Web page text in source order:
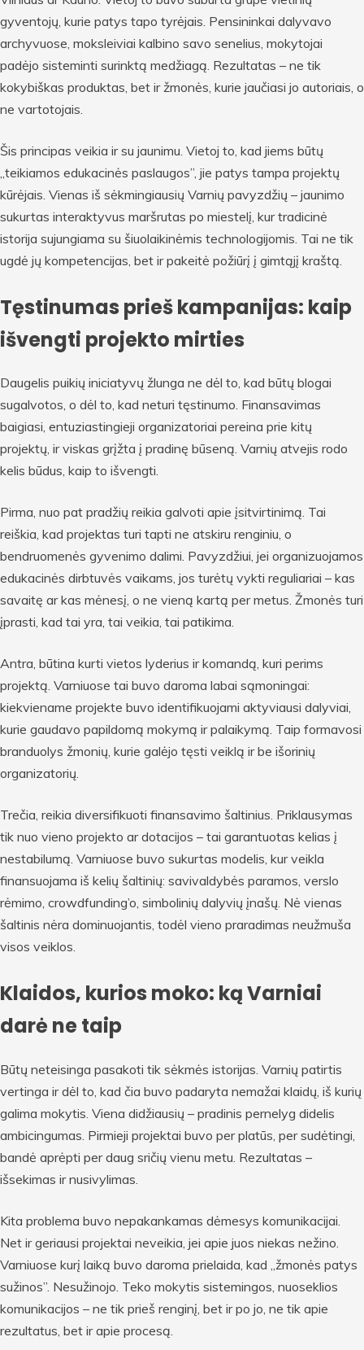
gyventojų, kurie patys tapo tyrėjais. Pensininkai dalyvavo
archyvuose, moksleiviai kalbino savo senelius, mokytojai
padėjo sisteminti surinktą medžiagą. Rezultatas – ne tik
kokybiškas produktas, bet ir žmonės, kurie jaučiasi jo autoriais, o
ne vartotojais.
Šis principas veikia ir su jaunimu. Vietoj to, kad jiems būtų
„teikiamos edukacinės paslaugos”, jie patys tampa projektų
kūrėjais. Vienas iš sėkmingiausių Varnių pavyzdžių – jaunimo
sukurtas interaktyvus maršrutas po miestelį, kur tradicinė
istorija sujungiama su šiuolaikinėmis technologijomis. Tai ne tik
ugdė jų kompetencijas, bet ir pakeitė požiūrį į gimtąjį kraštą.
Tęstinumas prieš kampanijas: kaip
išvengti projekto mirties
Daugelis puikių iniciatyvų žlunga ne dėl to, kad būtų blogai
sugalvotos, o dėl to, kad neturi tęstinumo. Finansavimas
baigiasi, entuziastingieji organizatoriai pereina prie kitų
projektų, ir viskas grįžta į pradinę būseną. Varnių atvejis rodo
kelis būdus, kaip to išvengti.
Pirma, nuo pat pradžių reikia galvoti apie įsitvirtinimą. Tai
reiškia, kad projektas turi tapti ne atskiru renginiu, o
bendruomenės gyvenimo dalimi. Pavyzdžiui, jei organizuojamos
edukacinės dirbtuvės vaikams, jos turėtų vykti reguliariai – kas
savaitę ar kas mėnesį, o ne vieną kartą per metus. Žmonės turi
įprasti, kad tai yra, tai veikia, tai patikima.
Antra, būtina kurti vietos lyderius ir komandą, kuri perims
projektą. Varniuose tai buvo daroma labai sąmoningai:
kiekviename projekte buvo identifikuojami aktyviausi dalyviai,
kurie gaudavo papildomą mokymą ir palaikymą. Taip formavosi
branduolys žmonių, kurie galėjo tęsti veiklą ir be išorinių
organizatorių.
Trečia, reikia diversifikuoti finansavimo šaltinius. Priklausymas
tik nuo vieno projekto ar dotacijos – tai garantuotas kelias į
nestabilumą. Varniuose buvo sukurtas modelis, kur veikla
finansuojama iš kelių šaltinių: savivaldybės paramos, verslo
rėmimo, crowdfunding’o, simbolinių dalyvių įnašų. Nė vienas
šaltinis nėra dominuojantis, todėl vieno praradimas neužmuša
visos veiklos.
Klaidos, kurios moko: ką Varniai
darė ne taip
Būtų neteisinga pasakoti tik sėkmės istorijas. Varnių patirtis
vertinga ir dėl to, kad čia buvo padaryta nemažai klaidų, iš kurių
galima mokytis. Viena didžiausių – pradinis pernelyg didelis
ambicingumas. Pirmieji projektai buvo per platūs, per sudėtingi,
bandė aprėpti per daug sričių vienu metu. Rezultatas –
išsekimas ir nusivylimas.
Kita problema buvo nepakankamas dėmesys komunikacijai.
Net ir geriausi projektai neveikia, jei apie juos niekas nežino.
Varniuose kurį laiką buvo daroma prielaida, kad „žmonės patys
sužinos”. Nesužinojo. Teko mokytis sistemingos, nuoseklios
komunikacijos – ne tik prieš renginį, bet ir po jo, ne tik apie
rezultatus, bet ir apie procesą.